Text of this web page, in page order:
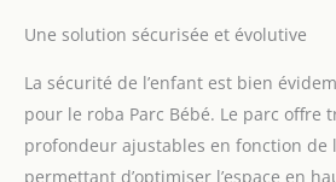
Une solution sécurisée et évolutive
La sécurité de l’enfant est bien
pour le roba Parc Bébé. Le parc offre
profondeur ajustables en fonction de
permettant d’optimiser l’espace en